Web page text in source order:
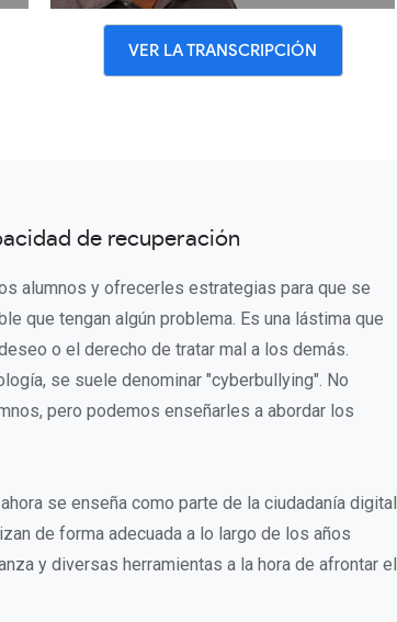
VER LA TRANSCRIPCIÓN
de recuperación
alumnos y ofrecerles estrategias para que se
que tengan algún problema. Es una lástima que
o el derecho de tratar mal a los demás.
se suele denominar "cyberbullying". No
pero podemos enseñarles a abordar los
se enseña como parte de la ciudadanía digital
de forma adecuada a lo largo de los años
y diversas herramientas a la hora de afrontar el